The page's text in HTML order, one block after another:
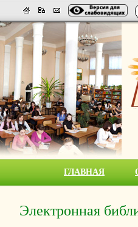
ГЛАВНАЯ
Электронная